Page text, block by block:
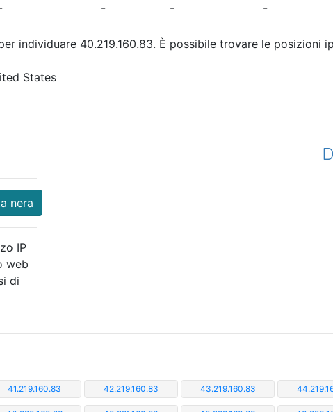
- - -
individuare 40.219.160.83. È possibile trovare le posizioni
States
nera
IP
web
di
41.219.160.83 42.219.160.83 43.219.160.83